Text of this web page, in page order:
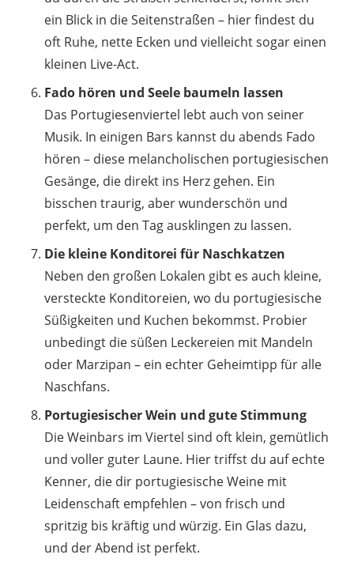
ein Blick in die Seitenstraßen – hier findest du
oft Ruhe, nette Ecken und vielleicht sogar einen
kleinen Live-Act.
Fado hören und Seele baumeln lassen
Das Portugiesenviertel lebt auch von seiner
Musik. In einigen Bars kannst du abends Fado
hören – diese melancholischen portugiesischen
Gesänge, die direkt ins Herz gehen. Ein
bisschen traurig, aber wunderschön und
perfekt, um den Tag ausklingen zu lassen.
Die kleine Konditorei für Naschkatzen
Neben den großen Lokalen gibt es auch kleine,
versteckte Konditoreien, wo du portugiesische
Süßigkeiten und Kuchen bekommst. Probier
unbedingt die süßen Leckereien mit Mandeln
oder Marzipan – ein echter Geheimtipp für alle
Naschfans.
Portugiesischer Wein und gute Stimmung
Die Weinbars im Viertel sind oft klein, gemütlich
und voller guter Laune. Hier triffst du auf echte
Kenner, die dir portugiesische Weine mit
Leidenschaft empfehlen – von frisch und
spritzig bis kräftig und würzig. Ein Glas dazu,
und der Abend ist perfekt.